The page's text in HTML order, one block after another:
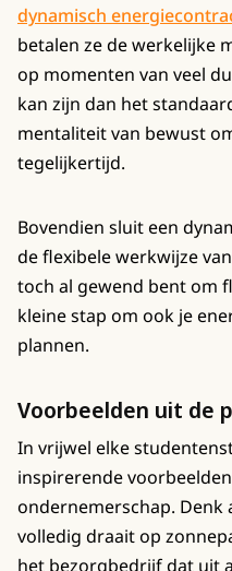
dynamisch
betalen ze de werkelijke
op momenten van veel
kan zijn dan het
mentaliteit van bewust
tegelijkertijd.
Bovendien sluit een
de flexibele werkwijze
toch al gewend bent om
kleine stap om ook je
plannen.
Voorbeelden uit de
In vrijwel elke
inspirerende
ondernemerschap. Denk
volledig draait op
het bezorgbedrijf dat uit